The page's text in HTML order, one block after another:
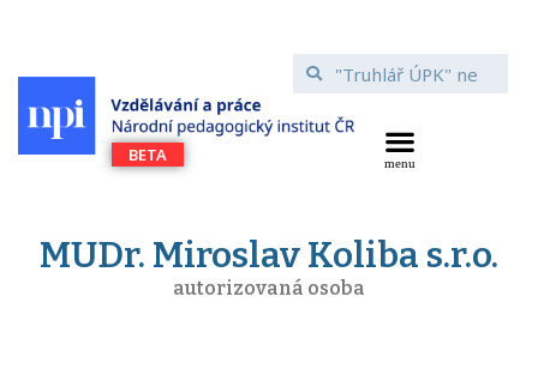
MUDr. Miroslav Koliba s.r.o.
autorizovaná osoba